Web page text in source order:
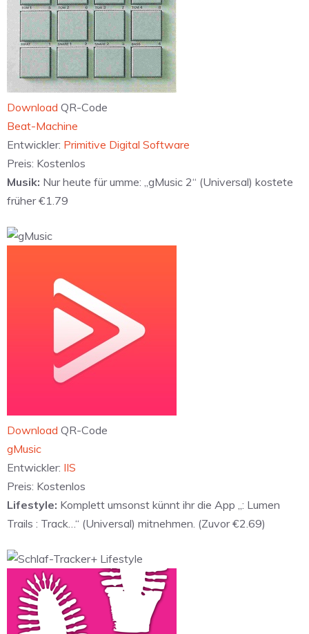
Download QR-Code
‎Beat-Machine
Entwickler: Primitive Digital Software
Preis: Kostenlos
Musik: Nur heute für umme: „gMusic 2“ (Universal) kostete
früher €1.79
Download QR-Code
gMusic
Entwickler: IIS
Preis: Kostenlos
Lifestyle: Komplett umsonst künnt ihr die App „: Lumen
Trails : Track…“ (Universal) mitnehmen. (Zuvor €2.69)